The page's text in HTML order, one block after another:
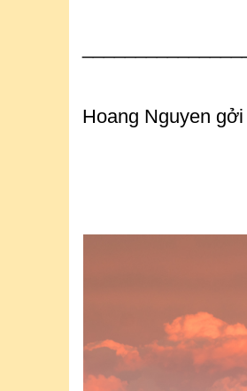
Hoang Nguyen gởi